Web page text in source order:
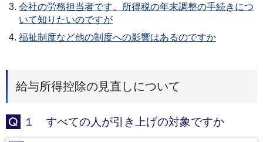
会社の労務担当者です。所得税の年末調整の手続きにつ
いて知りたいのですが
福祉制度など他の制度への影響はあるのですか
給与所得控除の見直しについて
Q １ すべての人が引き上げの対象ですか